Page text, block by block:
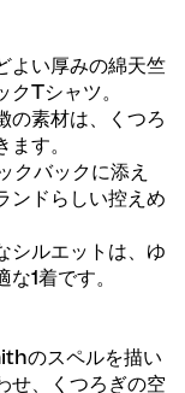
よい厚みの綿天竺
Tシャツ。
の素材は、くつろ
す。
バックに添え
ンドらしい控えめ
シルエットは、ゆ
1着です。
のスペルを描い
せ、くつろぎの空